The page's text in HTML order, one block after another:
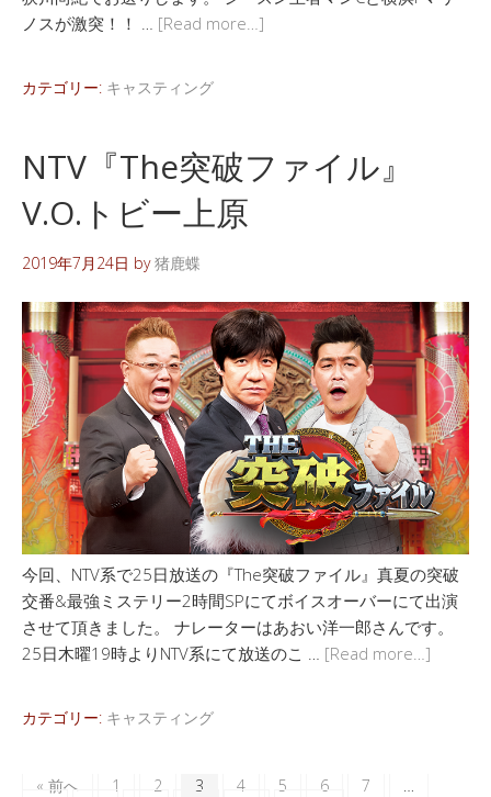
ノスが激突！！ … [Read more…]
カテゴリー: キャスティング
NTV『The突破ファイル』
V.O.トビー上原
2019年7月24日 by猪鹿蝶
今回、NTV系で25日放送の『The突破ファイル』真夏の突破
交番&最強ミステリー2時間SPにてボイスオーバーにて出演
させて頂きました。 ナレーターはあおい洋一郎さんです。
25日木曜19時よりNTV系にて放送のこ … [Read more…]
カテゴリー: キャスティング
« 前へ 1 2 3 4 5 6 7
…